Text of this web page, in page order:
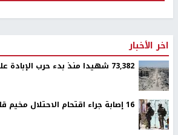
اخر الأخبار
73,382 شهيدا منذ بدء حرب الإبادة على قطاع غزة
16 إصابة جراء اقتحام الاحتلال مخيم قلنديا